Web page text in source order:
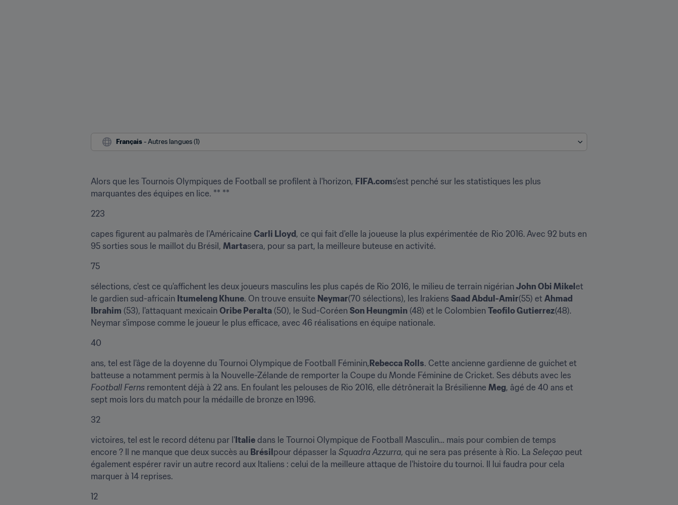
Français - Autres langues (1)
Alors que les Tournois Olympiques de Football se profilent à l'horizon, FIFA.coms'est penché sur les statistiques les plus
marquantes des équipes en lice. ** **
223
capes figurent au palmarès de l'Américaine Carli Lloyd, ce qui fait d'elle la joueuse la plus expérimentée de Rio 2016. Avec 92 buts en
95 sorties sous le maillot du Brésil, Martasera, pour sa part, la meilleure buteuse en activité.
75
sélections, c'est ce qu'affichent les deux joueurs masculins les plus capés de Rio 2016, le milieu de terrain nigérian John Obi Mikelet
le gardien sud-africain Itumeleng Khune. On trouve ensuite Neymar(70 sélections), les Irakiens Saad Abdul-Amir(55) et Ahmad
Ibrahim (53), l'attaquant mexicain Oribe Peralta (50), le Sud-Coréen Son Heungmin (48) et le Colombien Teofilo Gutierrez(48).
Neymar s'impose comme le joueur le plus efficace, avec 46 réalisations en équipe nationale.
40
ans, tel est l'âge de la doyenne du Tournoi Olympique de Football Féminin,Rebecca Rolls. Cette ancienne gardienne de guichet et
Football Ferns remontent déjà à 22 ans. En foulant les pelouses de Rio 2016, elle détrônerait la Brésilienne Meg, âgé de 40 ans et
sept mois lors du match pour la médaille de bronze en 1996.
32
victoires, tel est le record détenu par l'Italie dans le Tournoi Olympique de Football Masculin… mais pour combien de temps
encore ? Il ne manque que deux succès au Brésilpour dépasser la Squadra Azzurra, qui ne sera pas présente à Rio. La Seleçao peut
également espérer ravir un autre record aux Italiens : celui de la meilleure attaque de l'histoire du tournoi. Il lui faudra pour cela
marquer à 14 reprises.
12